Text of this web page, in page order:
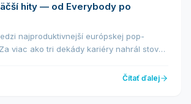
hity — od Everybody po
najproduktivnejší európskej pop-
viac ako tri dekády kariéry nahrál stovky
prakticky každý, k...
Čítať ďalej